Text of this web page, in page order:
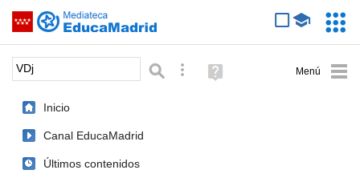
Saltar navegación
Palabra o frase: Búsqueda avanzada
Ayuda
(en
Inicio
Canal EducaMadrid
Últimos contenidos